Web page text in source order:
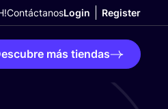
ContáctanosLogin Register
más tiendas